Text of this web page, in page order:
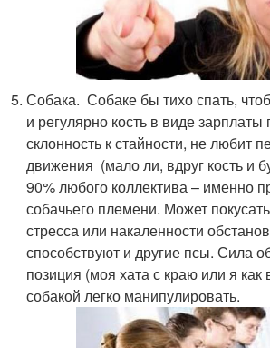
Собака. Собаке бы тихо спать,
и регулярно кость в виде
склонность к стайности, не любит
движения (мало ли, вдруг кость и
90% любого коллектива – именно
собачьего племени. Может
стресса или накаленности
способствуют и другие псы. Сила
позиция (моя хата с краю или я как
собакой легко манипулировать.